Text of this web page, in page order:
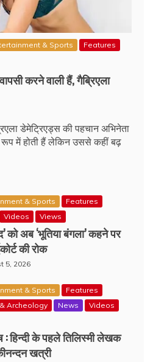
& Sports
Features
करने वाली हैं, गैब्रिएला
डेमेट्रिएड्स की पहचान अभिनेता
रूप में होती हैं लेकिन उससे कहीं बढ़
& Sports
Features
Videos Views
को अब ‘भूतिया बंगला’ कहने पर
की रोक
5, 2026
& Sports
Features
Archeology
News
Videos
: हिन्दी के पहले तिलिस्मी लेखक
खत्री